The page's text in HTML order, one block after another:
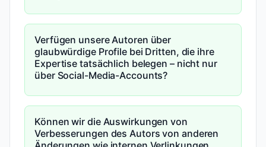
Verfügen unsere Autoren über
glaubwürdige Profile bei Dritten, die ihre
Expertise tatsächlich belegen – nicht nur
über Social-Media-Accounts?
Können wir die Auswirkungen von
Verbesserungen des Autors von anderen